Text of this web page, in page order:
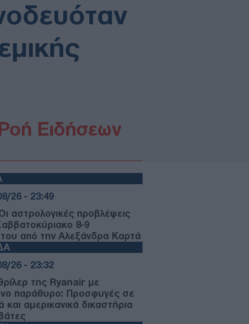
ΤΕΧΝΟΛΟΓΙΑ
Ειδήσεων
26 - 23:49
αστρολογικές προβλέψεις
8-9
από την Αλεξάνδρα Καρτά
26 - 23:32
της Ryanair με
παράθυρο: Προσφυγές σε
και αμερικανικά δικαστήρια